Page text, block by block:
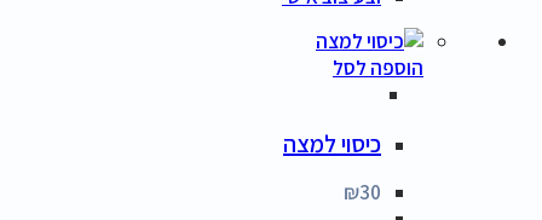
הוספה לסל
כיסוי למצה
₪30